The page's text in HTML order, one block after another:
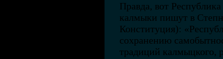
Правда, вот
калмыки пишут в
Конституция):
сохранению
традиций калмыцкого,